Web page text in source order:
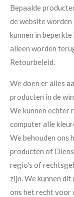
Bepaalde
de website
kunnen in
alleen worden
Retourbeleid.
We doen er alles
producten in de
We kunnen echter
computer alle
We behouden ons
producten of
regio's of
zijn. We kunnen
ons het recht voor